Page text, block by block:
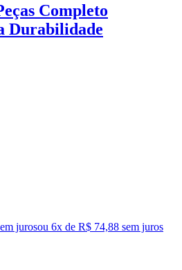
Completo
Durabilidade
jurosou 6x de R$ 74,88 sem juros